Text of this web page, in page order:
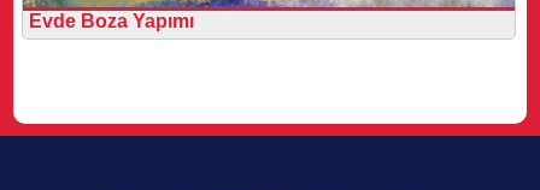
Evde Boza Yapımı